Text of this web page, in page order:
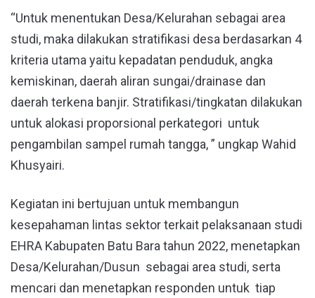
“Untuk menentukan Desa/Kelurahan sebagai area
studi, maka dilakukan stratifikasi desa berdasarkan 4
kriteria utama yaitu kepadatan penduduk, angka
kemiskinan, daerah aliran sungai/drainase dan
daerah terkena banjir. Stratifikasi/tingkatan dilakukan
untuk alokasi proporsional perkategori untuk
pengambilan sampel rumah tangga, ” ungkap Wahid
Khusyairi.
Kegiatan ini bertujuan untuk membangun
kesepahaman lintas sektor terkait pelaksanaan studi
EHRA Kabupaten Batu Bara tahun 2022, menetapkan
Desa/Kelurahan/Dusun sebagai area studi, serta
mencari dan menetapkan responden untuk tiap